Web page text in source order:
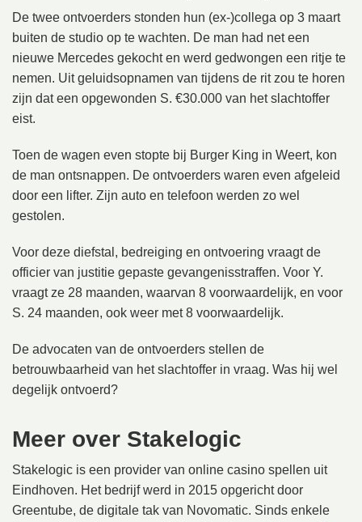
De twee ontvoerders stonden hun (ex-)collega op 3 maart
buiten de studio op te wachten. De man had net een
nieuwe Mercedes gekocht en werd gedwongen een ritje te
nemen. Uit geluidsopnamen van tijdens de rit zou te horen
zijn dat een opgewonden S. €30.000 van het slachtoffer
eist.
Toen de wagen even stopte bij Burger King in Weert, kon
de man ontsnappen. De ontvoerders waren even afgeleid
door een lifter. Zijn auto en telefoon werden zo wel
gestolen.
Voor deze diefstal, bedreiging en ontvoering vraagt de
officier van justitie gepaste gevangenisstraffen. Voor Y.
vraagt ze 28 maanden, waarvan 8 voorwaardelijk, en voor
S. 24 maanden, ook weer met 8 voorwaardelijk.
De advocaten van de ontvoerders stellen de
betrouwbaarheid van het slachtoffer in vraag. Was hij wel
degelijk ontvoerd?
Meer over Stakelogic
Stakelogic is een provider van online casino spellen uit
Eindhoven. Het bedrijf werd in 2015 opgericht door
Greentube, de digitale tak van Novomatic. Sinds enkele